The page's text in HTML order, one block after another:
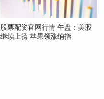
股票配资官网行情 午盘：美股
继续上扬 苹果领涨纳指